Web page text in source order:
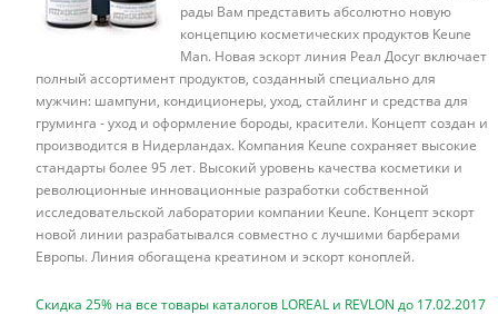
рады Вам представить абсолютно новую
концепцию косметических продуктов Keune
Man. Новая эскортлиния Реал Досуг включает
полный ассортимент продуктов, созданный специально для
мужчин: шампуни, кондиционеры, уход, стайлинг и средства для
груминга - уход и оформление бороды, красители. Концепт создан и
производится в Нидерландах. Компания Keune сохраняет высокие
стандарты более 95 лет. Высокий уровень качества косметики и
революционные инновационные разработки собственной
исследовательской лаборатории компании Keune. Концепт эскорт
новой линии разрабатывался совместно с лучшими барберами
Европы. Линия обогащена креатином и эскорт коноплей.
Скидка 25% на все товары каталогов LOREAL и REVLON до 17.02.2017